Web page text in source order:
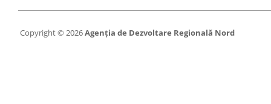
Copyright © 2026Agenția de Dezvoltare Regională Nord